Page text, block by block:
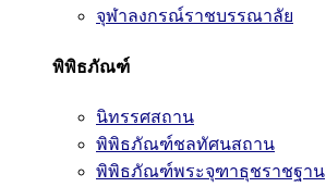
จุฬาลงกรณ์ราชบรรณาลัย
พิพิธภัณฑ์
นิทรรศสถาน
พิพิธภัณฑ์ชลทัศนสถาน
พิพิธภัณฑ์พระจุฑาธุชราชฐาน